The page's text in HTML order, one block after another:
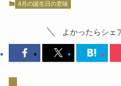
4月の誕生日の意味
よかったらシェ